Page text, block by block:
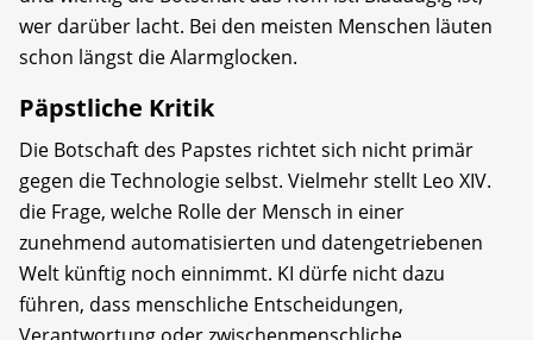
wer darüber lacht. Bei den meisten Menschen läuten
schon längst die Alarmglocken.
Päpstliche Kritik
Die Botschaft des Papstes richtet sich nicht primär
gegen die Technologie selbst. Vielmehr stellt Leo XIV.
die Frage, welche Rolle der Mensch in einer
zunehmend automatisierten und datengetriebenen
Welt künftig noch einnimmt. KI dürfe nicht dazu
führen, dass menschliche Entscheidungen,